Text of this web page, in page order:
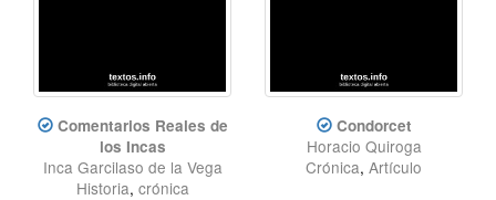
Comentarios Reales de
los Incas
Inca Garcilaso de la Vega
Historia, crónica
Condorcet
Horacio Quiroga
Crónica, Artículo